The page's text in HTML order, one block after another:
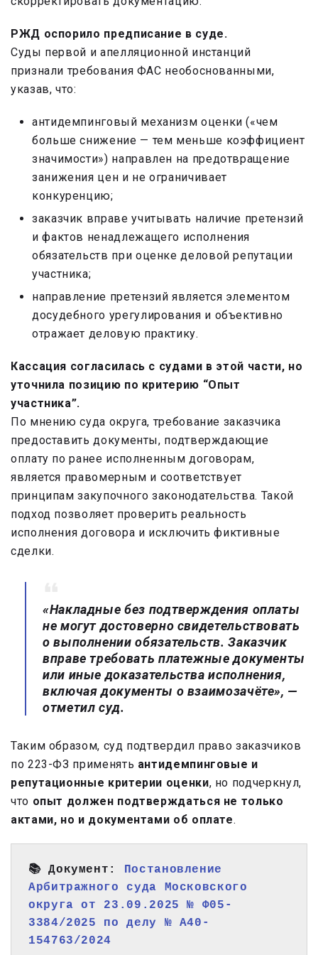
РЖД оспорило предписание в суде.
Суды первой и апелляционной инстанций
признали требования ФАС необоснованными,
указав, что:
антидемпинговый механизм оценки («чем
больше снижение — тем меньше коэффициент
значимости») направлен на предотвращение
занижения цен и не ограничивает
конкуренцию;
заказчик вправе учитывать наличие претензий
и фактов ненадлежащего исполнения
обязательств при оценке деловой репутации
участника;
направление претензий является элементом
досудебного урегулирования и объективно
отражает деловую практику.
Кассация согласилась с судами в этой части, но
уточнила позицию по критерию “Опыт
участника”.
По мнению суда округа, требование заказчика
предоставить документы, подтверждающие
оплату по ранее исполненным договорам,
является правомерным и соответствует
принципам закупочного законодательства. Такой
подход позволяет проверить реальность
исполнения договора и исключить фиктивные
сделки.
«Накладные без подтверждения оплаты
не могут достоверно свидетельствовать
о выполнении обязательств. Заказчик
вправе требовать платежные документы
или иные доказательства исполнения,
включая документы о взаимозачёте», —
отметил суд.
Таким образом, суд подтвердил право заказчиков
по 223-ФЗ применять антидемпинговые и
репутационные критерии оценки, но подчеркнул,
что опыт должен подтверждаться не только
актами, но и документами об оплате.
📚 Документ: Постановление
Арбитражного суда Московского
округа от 23.09.2025 № Ф05-
3384/2025 по делу № А40-
154763/2024